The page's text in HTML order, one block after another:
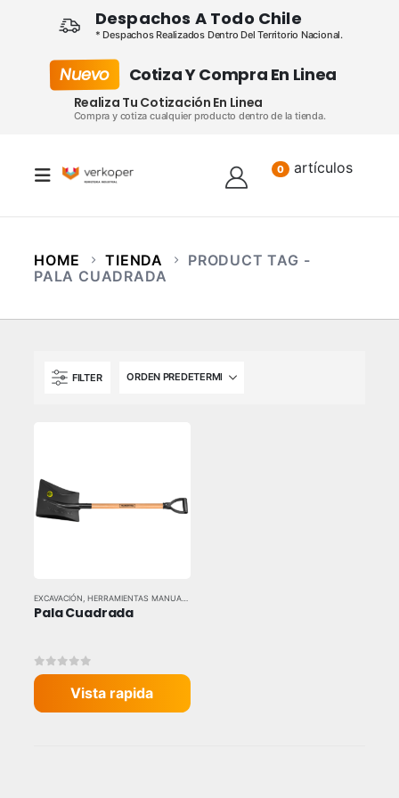
Despachos A Todo Chile
* Despachos Realizados Dentro Del Territorio Nacional.
Nuevo Cotiza Y Compra En Linea
Realiza Tu Cotización En Linea
Compra y cotiza cualquier producto dentro de la tienda.
0 artículos
HOME TIENDA
PRODUCT TAG -
PALA CUADRADA
FILTER
EXCAVACIÓN HERRAMIENTAS MANUALES
Pala Cuadrada
0out of 5
Vista rapida